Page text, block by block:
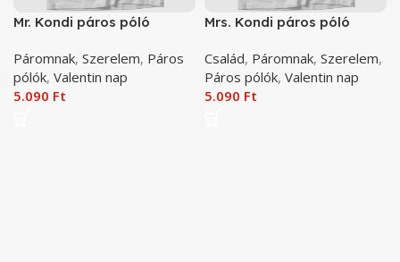
Mr. Kondi páros póló
Páromnak, Szerelem, Páros
pólók, Valentin nap
5.090 Ft
Mrs. Kondi páros póló
Család, Páromnak, Szerelem,
Páros pólók, Valentin nap
5.090 Ft